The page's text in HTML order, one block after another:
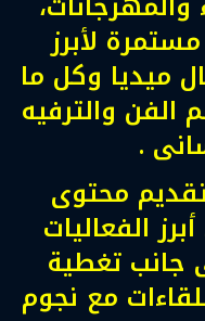
لأبرز
ميديا وكل ما
والترفيه
.
محتوى
الفعاليات
جانب تغطية
مع نجوم